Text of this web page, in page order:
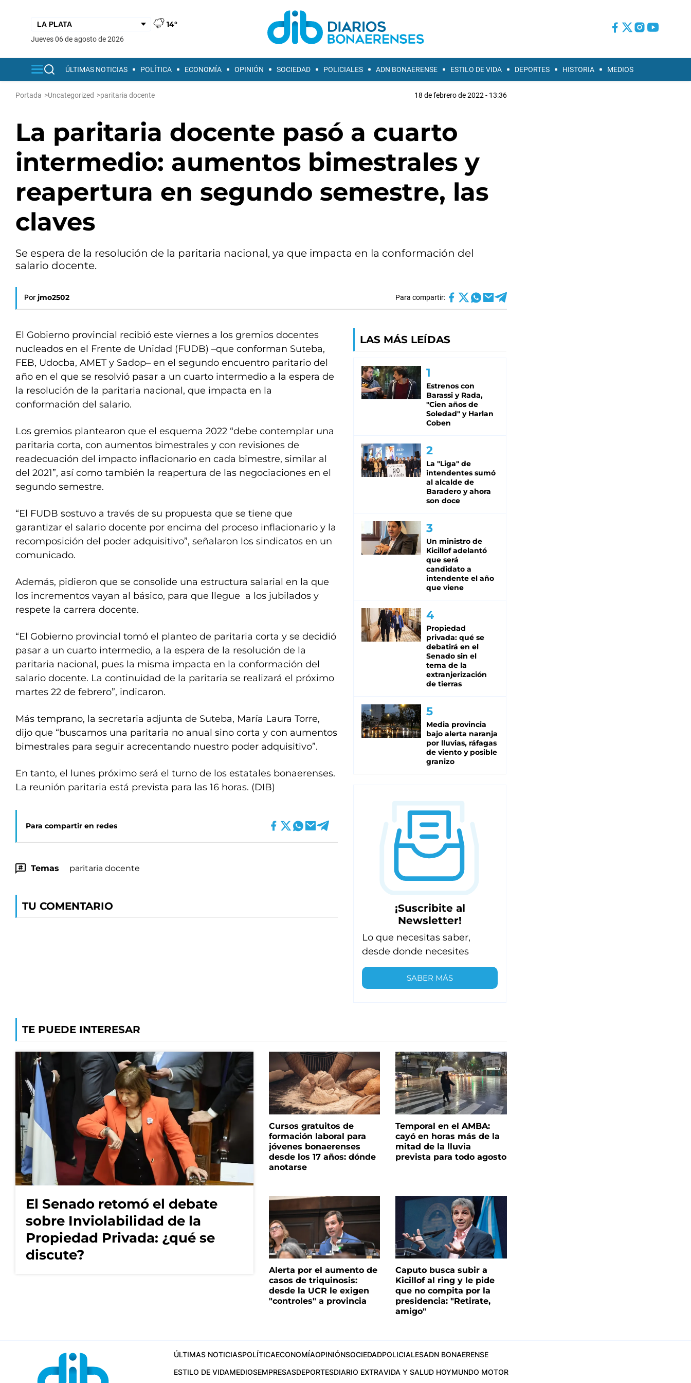
14°
jueves 06 de agosto de 2026
ÚLTIMAS NOTICIAS POLÍTICA ECONOMÍA OPINIÓN SOCIEDAD POLICIALES ADN BONAERENSE ESTILO DE VIDA DEPORTES HISTORIA MEDIOS
Portada >Uncategorized >paritaria docente 18 de febrero de 2022 - 13:36
La paritaria docente pasó a cuarto
intermedio: aumentos bimestrales y
reapertura en segundo semestre, las
claves
Se espera de la resolución de la paritaria nacional, ya que impacta en la conformación del
salario docente.
Por jmo2502 Para compartir:
El Gobierno provincial recibió este viernes a los gremios docentes
nucleados en el Frente de Unidad (FUDB) –que conforman Suteba,
FEB, Udocba, AMET y Sadop– en el segundo encuentro paritario del
año en el que se resolvió pasar a un cuarto intermedio a la espera de
la resolución de la paritaria nacional, que impacta en la
conformación del salario.
Los gremios plantearon que el esquema 2022 “debe contemplar una
paritaria corta, con aumentos bimestrales y con revisiones de
readecuación del impacto inflacionario en cada bimestre, similar al
del 2021”, así como también la reapertura de las negociaciones en el
segundo semestre.
“El FUDB sostuvo a través de su propuesta que se tiene que
garantizar el salario docente por encima del proceso inflacionario y la
recomposición del poder adquisitivo”, señalaron los sindicatos en un
comunicado.
Además, pidieron que se consolide una estructura salarial en la que
los incrementos vayan al básico, para que llegue a los jubilados y
respete la carrera docente.
“El Gobierno provincial tomó el planteo de paritaria corta y se decidió
pasar a un cuarto intermedio, a la espera de la resolución de la
paritaria nacional, pues la misma impacta en la conformación del
salario docente. La continuidad de la paritaria se realizará el próximo
martes 22 de febrero”, indicaron.
Más temprano, la secretaria adjunta de Suteba, María Laura Torre,
dijo que “buscamos una paritaria no anual sino corta y con aumentos
bimestrales para seguir acrecentando nuestro poder adquisitivo”.
En tanto, el lunes próximo será el turno de los estatales bonaerenses.
La reunión paritaria está prevista para las 16 horas. (DIB)
Para compartir en redes
Temas paritaria docente
TU COMENTARIO
LAS MÁS LEÍDAS
Estrenos con
Barassi y Rada,
"Cien años de
Soledad" y Harlan
Coben
La "Liga" de
intendentes sumó
al alcalde de
Baradero y ahora
son doce
Un ministro de
Kicillof adelantó
que será
candidato a
intendente el año
que viene
Propiedad
privada: qué se
debatirá en el
Senado sin el
tema de la
extranjerización
de tierras
Media provincia
bajo alerta naranja
por lluvias, ráfagas
de viento y posible
granizo
¡Suscribite al
Newsletter!
Lo que necesitas saber,
desde donde necesites
SABER MÁS
TE PUEDE INTERESAR
El Senado retomó el debate
sobre Inviolabilidad de la
Propiedad Privada: ¿qué se
discute?
Cursos gratuitos de
formación laboral para
jóvenes bonaerenses
desde los 17 años: dónde
anotarse
Temporal en el AMBA:
cayó en horas más de la
mitad de la lluvia
prevista para todo agosto
Alerta por el aumento de
casos de triquinosis:
desde la UCR le exigen
"controles" a provincia
Caputo busca subir a
Kicillof al ring y le pide
que no compita por la
presidencia: "Retirate,
amigo"
ÚLTIMAS NOTICIASPOLÍTICAECONOMÍAOPINIÓNSOCIEDADPOLICIALESADN BONAERENSE
ESTILO DE VIDAMEDIOSEMPRESASDEPORTESDIARIO EXTRAVIDA Y SALUD HOYMUNDO MOTOR